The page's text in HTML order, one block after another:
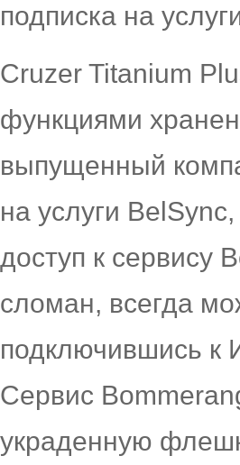
подписка на
Cruzer Titanium
функциями
выпущенный
на услуги
доступ к сервису
сломан, всегда
подключившись к
Сервис
украденную